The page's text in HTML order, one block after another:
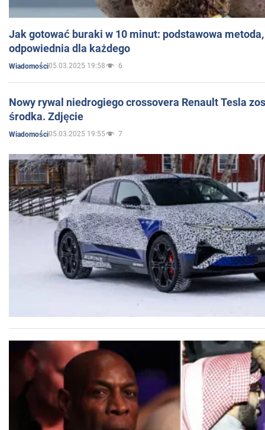
Jak gotować buraki w 10 minut: podstawowa
odpowiednia dla każdego
Wiadomości05.03.2025 19:58 6
Nowy rywal niedrogiego crossovera Renault Tesla
środka. Zdjęcie
Wiadomości05.03.2025 19:55 7